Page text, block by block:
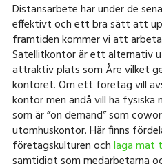
Distansarbete har under de
effektivt och ett bra sätt att
framtiden kommer vi att
Satellitkontor är ett alternativ
attraktiv plats som Åre vilket
kontoret. Om ett företag vill
kontor men ändå vill ha
som är ”on demand” som
utomhuskontor. Här finns
företagskulturen ochlaga mat